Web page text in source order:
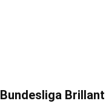
Bundesliga